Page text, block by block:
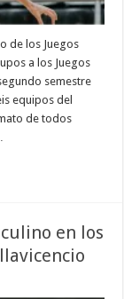
de los Juegos
a los Juegos
semestre
equipos del
de todos
en los